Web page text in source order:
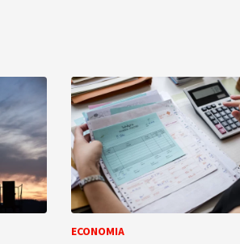
ECONOMIA